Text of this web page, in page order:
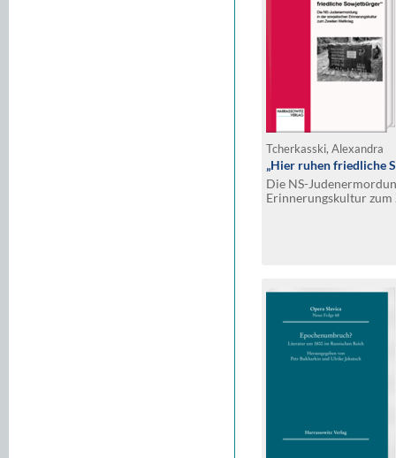
Tcherkasski, Alexandra
„Hier ruhen friedliche
Die NS-
Erinnerungskultur